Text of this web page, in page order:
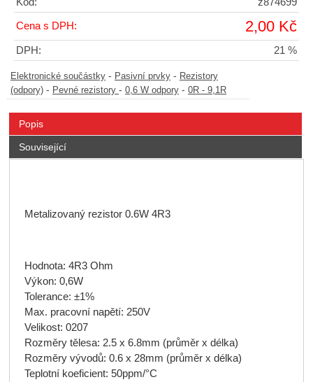
Kód: z874699
Cena s DPH: 2,00 Kč
DPH: 21 %
Elektronické součástky - Pasivní prvky - Rezistory
(odpory) - Pevné rezistory - 0,6 W odpory - 0R - 9,1R
Popis
Související
Metalizovaný rezistor 0.6W 4R3
Hodnota: 4R3 Ohm
Výkon: 0,6W
Tolerance: ±1%
Max. pracovní napětí: 250V
Velikost: 0207
Rozměry tělesa: 2.5 x 6.8mm (průměr x délka)
Rozměry vývodů: 0.6 x 28mm (průměr x délka)
Teplotní koeficient: 50ppm/°C